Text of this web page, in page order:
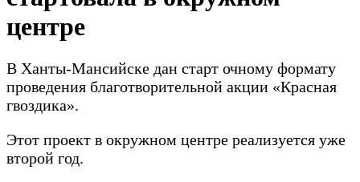
центре
В Ханты-Мансийске дан старт очному формату
проведения благотворительной акции «Красная
гвоздика».
Этот проект в окружном центре реализуется уже
второй год.